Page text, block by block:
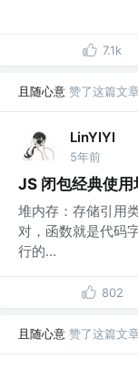
7.1k
且随心意 赞了这篇文章
LinYIYI
5年前
JS 闭包经典使
堆内存：存储引用
对，函数就是代码
行的...
802
且随心意 赞了这篇文章